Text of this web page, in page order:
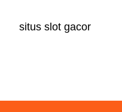
situs slot gacor